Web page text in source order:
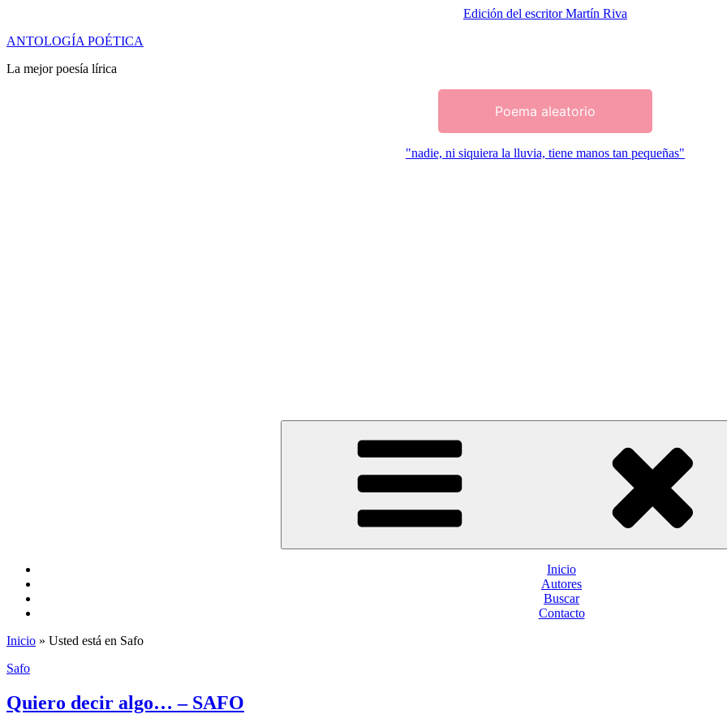
Edición del escritor Martín Riva
Saltar
contenido
ANTOLOGÍA POÉTICA
La mejor poesía lírica
Poema aleatorio
"nadie, ni siquiera la lluvia, tiene manos tan pequeñas"
Inicio
Autores
Buscar
Contacto
Inicio » Usted está en Safo
Safo
Quiero decir algo… – SAFO